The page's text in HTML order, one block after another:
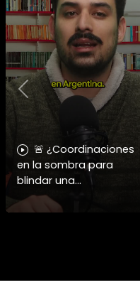
🚨 ¿Coordinaciones
en la sombra para
blindar una
candidatura
presidencial? Nuevos
Previous